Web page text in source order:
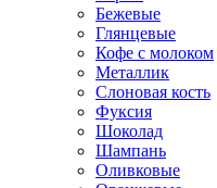
Бежевые
Глянцевые
Кофе с молоком
Металлик
Слоновая кость
Фуксия
Шоколад
Шампань
Оливковые